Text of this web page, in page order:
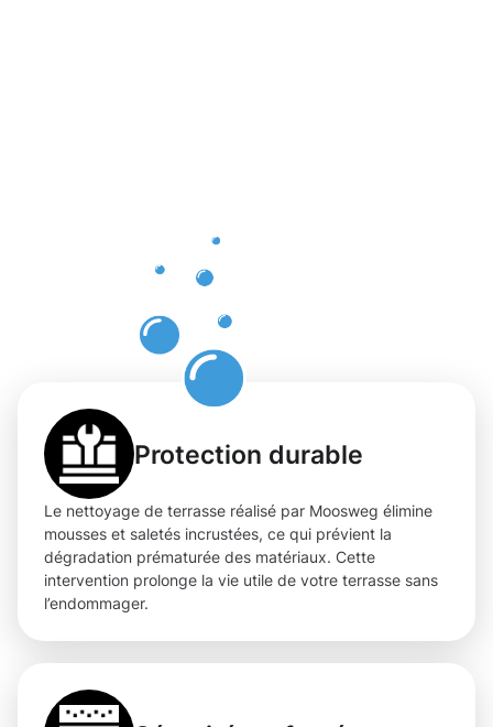
Protection durable
Le nettoyage de terrasse réalisé par Moosweg élimine
mousses et saletés incrustées, ce qui prévient la
dégradation prématurée des matériaux. Cette
intervention prolonge la vie utile de votre terrasse sans
l’endommager.